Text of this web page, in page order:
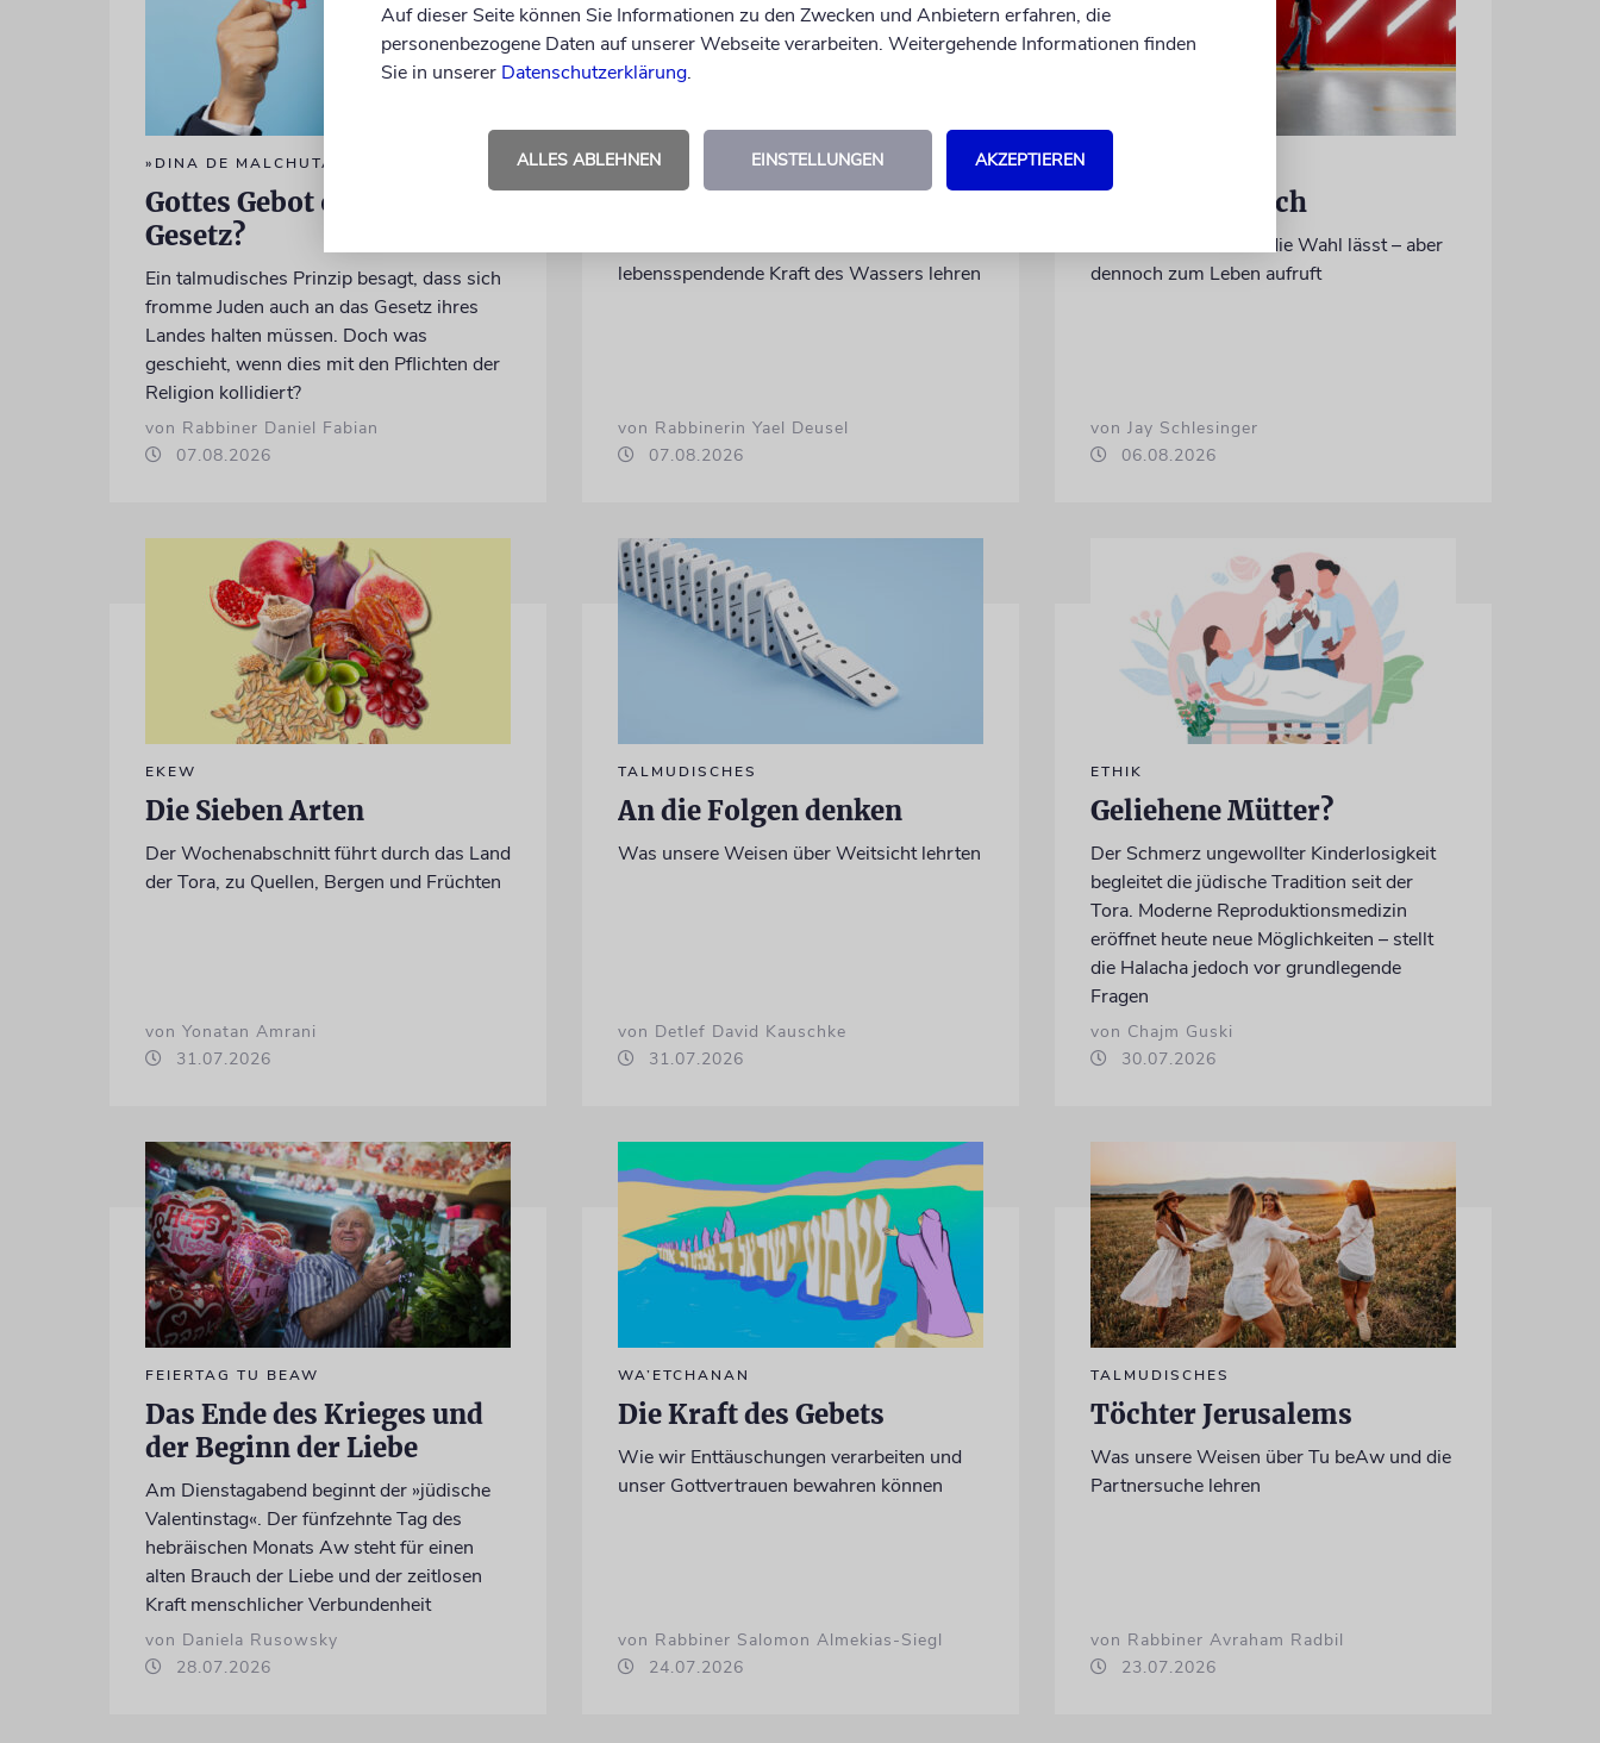
»DINA DE MALCHUTA DINA«
Gottes Gebot oder Staates
Gesetz?
Ein talmudisches Prinzip besagt, dass sich
fromme Juden auch an das Gesetz ihres
Landes halten müssen. Doch was
geschieht, wenn dies mit den Pflichten der
Religion kollidiert?
von Rabbiner Daniel Fabian
07.08.2026
TALMUDISCHES
lebensspendende Kraft des Wassers lehren
von Rabbinerin Yael Deusel
07.08.2026
Segen und Fluch
Warum die Tora uns die Wahl lässt – aber
dennoch zum Leben aufruft
von Jay Schlesinger
06.08.2026
EKEW
Die Sieben Arten
Der Wochenabschnitt führt durch das Land
der Tora, zu Quellen, Bergen und Früchten
von Yonatan Amrani
31.07.2026
TALMUDISCHES
An die Folgen denken
Was unsere Weisen über Weitsicht lehrten
von Detlef David Kauschke
31.07.2026
ETHIK
Geliehene Mütter?
Der Schmerz ungewollter Kinderlosigkeit
begleitet die jüdische Tradition seit der
Tora. Moderne Reproduktionsmedizin
eröffnet heute neue Möglichkeiten – stellt
die Halacha jedoch vor grundlegende
Fragen
von Chajm Guski
30.07.2026
FEIERTAG TU BEAW
Das Ende des Krieges und
der Beginn der Liebe
Am Dienstagabend beginnt der »jüdische
Valentinstag«. Der fünfzehnte Tag des
hebräischen Monats Aw steht für einen
alten Brauch der Liebe und der zeitlosen
Kraft menschlicher Verbundenheit
von Daniela Rusowsky
28.07.2026
WA’ETCHANAN
Die Kraft des Gebets
Wie wir Enttäuschungen verarbeiten und
unser Gottvertrauen bewahren können
von Rabbiner Salomon Almekias-Siegl
24.07.2026
TALMUDISCHES
Töchter Jerusalems
Was unsere Weisen über Tu beAw und die
Partnersuche lehren
von Rabbiner Avraham Radbil
23.07.2026
Auf dieser Seite können Sie Informationen zu den Zwecken und Anbietern erfahren, die
personenbezogene Daten auf unserer Webseite verarbeiten. Weitergehende Informationen finden
Sie in unserer Datenschutzerklärung.
ALLES ABLEHNEN EINSTELLUNGEN AKZEPTIEREN